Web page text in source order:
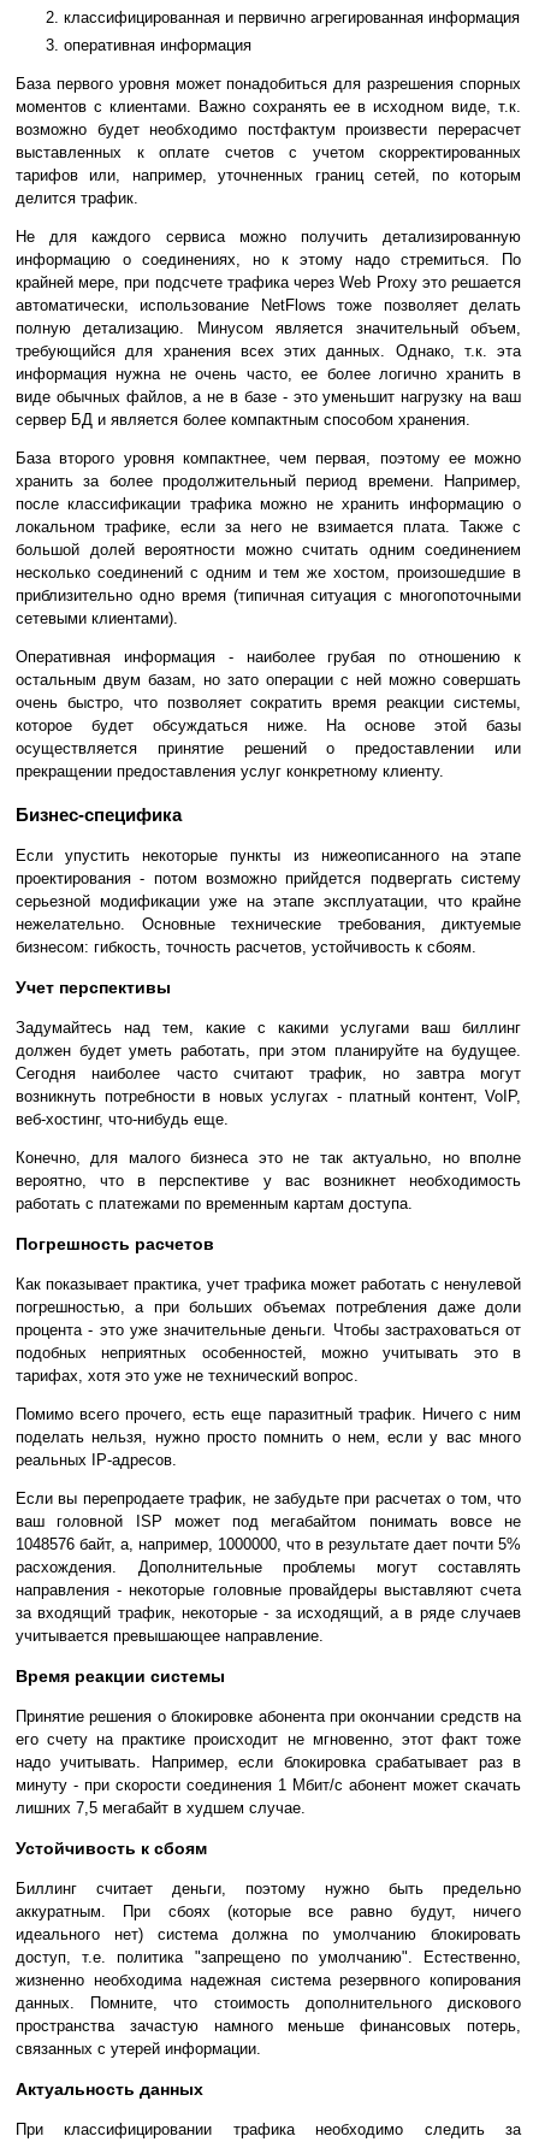
классифицированная и первично агрегированная информация
оперативная информация
База первого уровня может понадобиться для разрешения спорных
моментов с клиентами. Важно сохранять ее в исходном виде, т.к.
возможно будет необходимо постфактум произвести перерасчет
выставленных к оплате счетов с учетом скорректированных
тарифов или, например, уточненных границ сетей, по которым
делится трафик.
Не для каждого сервиса можно получить детализированную
информацию о соединениях, но к этому надо стремиться. По
крайней мере, при подсчете трафика через Web Proxy это решается
автоматически, использование NetFlows тоже позволяет делать
полную детализацию. Минусом является значительный объем,
требующийся для хранения всех этих данных. Однако, т.к. эта
информация нужна не очень часто, ее более логично хранить в
виде обычных файлов, а не в базе - это уменьшит нагрузку на ваш
сервер БД и является более компактным способом хранения.
База второго уровня компактнее, чем первая, поэтому ее можно
хранить за более продолжительный период времени. Например,
после классификации трафика можно не хранить информацию о
локальном трафике, если за него не взимается плата. Также с
большой долей вероятности можно считать одним соединением
несколько соединений с одним и тем же хостом, произошедшие в
приблизительно одно время (типичная ситуация с многопоточными
сетевыми клиентами).
Оперативная информация - наиболее грубая по отношению к
остальным двум базам, но зато операции с ней можно совершать
очень быстро, что позволяет сократить время реакции системы,
которое будет обсуждаться ниже. На основе этой базы
осуществляется принятие решений о предоставлении или
прекращении предоставления услуг конкретному клиенту.
Бизнес-специфика
Если упустить некоторые пункты из нижеописанного на этапе
проектирования - потом возможно прийдется подвергать систему
серьезной модификации уже на этапе эксплуатации, что крайне
нежелательно. Основные технические требования, диктуемые
бизнесом: гибкость, точность расчетов, устойчивость к сбоям.
Учет перспективы
Задумайтесь над тем, какие с какими услугами ваш биллинг
должен будет уметь работать, при этом планируйте на будущее.
Сегодня наиболее часто считают трафик, но завтра могут
возникнуть потребности в новых услугах - платный контент, VoIP,
веб-хостинг, что-нибудь еще.
Конечно, для малого бизнеса это не так актуально, но вполне
вероятно, что в перспективе у вас возникнет необходимость
работать с платежами по временным картам доступа.
Погрешность расчетов
Как показывает практика, учет трафика может работать с ненулевой
погрешностью, а при больших объемах потребления даже доли
процента - это уже значительные деньги. Чтобы застраховаться от
подобных неприятных особенностей, можно учитывать это в
тарифах, хотя это уже не технический вопрос.
Помимо всего прочего, есть еще паразитный трафик. Ничего с ним
поделать нельзя, нужно просто помнить о нем, если у вас много
реальных IP-адресов.
Если вы перепродаете трафик, не забудьте при расчетах о том, что
ваш головной ISP может под мегабайтом понимать вовсе не
1048576 байт, а, например, 1000000, что в результате дает почти 5%
расхождения. Дополнительные проблемы могут составлять
направления - некоторые головные провайдеры выставляют счета
за входящий трафик, некоторые - за исходящий, а в ряде случаев
учитывается превышающее направление.
Время реакции системы
Принятие решения о блокировке абонента при окончании средств на
его счету на практике происходит не мгновенно, этот факт тоже
надо учитывать. Например, если блокировка срабатывает раз в
минуту - при скорости соединения 1 Мбит/с абонент может скачать
лишних 7,5 мегабайт в худшем случае.
Устойчивость к сбоям
Биллинг считает деньги, поэтому нужно быть предельно
аккуратным. При сбоях (которые все равно будут, ничего
идеального нет) система должна по умолчанию блокировать
доступ, т.е. политика "запрещено по умолчанию". Естественно,
жизненно необходима надежная система резервного копирования
данных. Помните, что стоимость дополнительного дискового
пространства зачастую намного меньше финансовых потерь,
связанных с утерей информации.
Актуальность данных
При классифицировании трафика необходимо следить за